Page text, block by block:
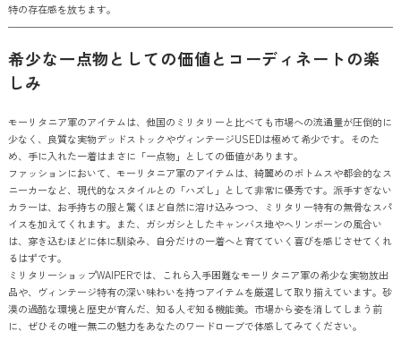
特の存在感を放ちます。
希少な一点物としての価値とコーディネートの楽
しみ
モーリタニア軍のアイテムは、他国のミリタリーと比べても市場への流通量が圧倒的に
少なく、良質な実物デッドストックやヴィンテージUSEDは極めて希少です。そのた
め、手に入れた一着はまさに「一点物」としての価値があります。
ファッションにおいて、モーリタニア軍のアイテムは、綺麗めのボトムスや都会的なス
ニーカーなど、現代的なスタイルとの「ハズし」として非常に優秀です。派手すぎない
カラーは、お手持ちの服と驚くほど自然に溶け込みつつ、ミリタリー特有の無骨なスパ
イスを加えてくれます。また、ガシガシとしたキャンバス地やヘリンボーンの風合い
は、穿き込むほどに体に馴染み、自分だけの一着へと育てていく喜びを感じさせてくれ
るはずです。
ミリタリーショップWAIPERでは、これら入手困難なモーリタニア軍の希少な実物放出
品や、ヴィンテージ特有の深い味わいを持つアイテムを厳選して取り揃えています。砂
漠の過酷な環境と歴史が育んだ、知る人ぞ知る機能美。市場から姿を消してしまう前
に、ぜひその唯一無二の魅力をあなたのワードローブで体感してみてください。